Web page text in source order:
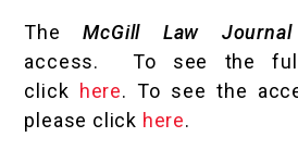
TheMcGill Law
access. To see the full
click here. To see the
please click here.